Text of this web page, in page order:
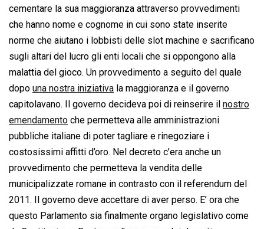
k
p
n
k
cementare la sua maggioranza attraverso provvedimenti
che hanno nome e cognome in cui sono state inserite
norme che aiutano i lobbisti delle slot machine e sacrificano
sugli altari del lucro gli enti locali che si oppongono alla
malattia del gioco. Un provvedimento a seguito del quale
dopo una nostra iniziativa la maggioranza e il governo
capitolavano. Il governo decideva poi di reinserire il nostro
emendamento che permetteva alle amministrazioni
pubbliche italiane di poter tagliare e rinegoziare i
costosissimi affitti d’oro. Nel decreto c’era anche un
provvedimento che permetteva la vendita delle
municipalizzate romane in contrasto con il referendum del
2011. Il governo deve accettare di aver perso. E’ ora che
questo Parlamento sia finalmente organo legislativo come